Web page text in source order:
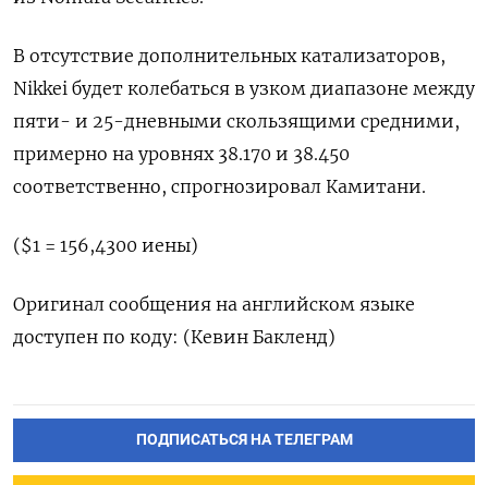
В отсутствие дополнительных катализаторов,
Nikkei будет колебаться в узком диапазоне между
пяти- и 25-дневными скользящими средними,
примерно на уровнях 38.170 и 38.450
соответственно, спрогнозировал Камитани.
($1 = 156,4300 иены)
Оригинал сообщения на английском языке
доступен по коду: (Кевин Бакленд)
ПОДПИСАТЬСЯ НА ТЕЛЕГРАМ